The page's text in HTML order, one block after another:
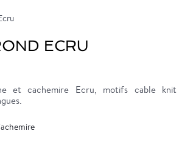
ECRU
et cachemire Ecru, motifs cable knit